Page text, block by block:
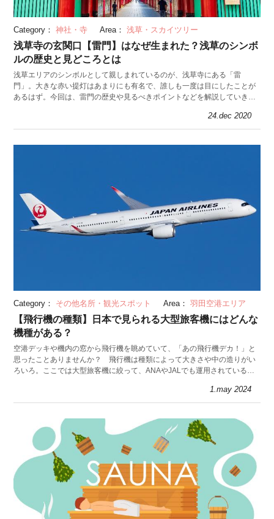
Category： 神社・寺 Area： 浅草・スカイツリー
浅草寺の玄関口【雷門】はなぜ生まれた？浅草のシンボ
ルの歴史と見どころとは
浅草エリアのシンボルとして親しまれているのが、浅草寺にある「雷
門」。大きな赤い提灯はあまりにも有名で、誰しも一度は目にしたことが
あるはず。今回は、雷門の歴史や見るべきポイントなどを解説していきま
24.dec 2020
Category： その他名所・観光スポット Area： 羽田空港エリア
【飛行機の種類】日本で見られる大型旅客機にはどんな
機種がある？
空港デッキや機内の窓から飛行機を眺めていて、「あの飛行機デカ！」と
思ったことありませんか？ 飛行機は種類によって大きさや中の造りがい
ろいろ。ここでは大型旅客機に絞って、ANAやJALでも運用されているポ
1.may 2024